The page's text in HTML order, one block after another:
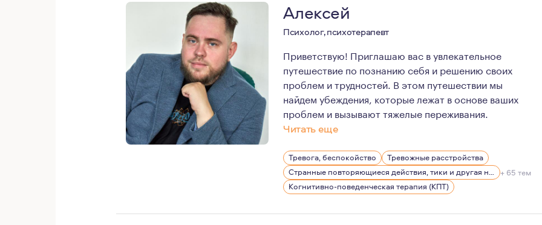
Алексей
Психолог, психотерапевт
Приветствую! Приглашаю вас в увлекательное
путешествие по познанию себя и решению своих
проблем и трудностей. В этом путешествии мы
найдем убеждения, которые лежат в основе ваших
проблем и вызывают тяжелые переживания.
Читать еще
В профессию меня привело три фактора. Первый —
Тревога, беспокойство
Тревожные расстройства
Странные повторяющиеся действия, тики и другая нервная симптоматика
+ 65 тем
Когнитивно-поведенческая терапия (КПТ)